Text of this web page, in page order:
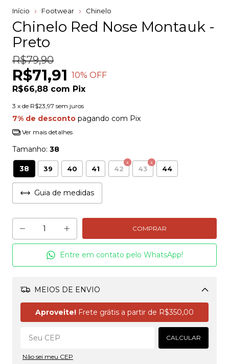
Início Footwear Chinelo
Chinelo Red Nose Montauk -
Preto
R$79,90
R$71,91 10% OFF
R$66,88 com Pix
3 x de R$23,97 sem juros
7% de desconto pagando com Pix
Ver mais detalhes
Tamanho: 38
38 39 40 41 42 43 44
Guia de medidas
Entre em contato pelo WhatsApp!
MEIOS DE ENVIO
Alterar CEP
Aproveite! Frete grátis a partir de R$350,00
CALCULAR
Não sei meu CEP